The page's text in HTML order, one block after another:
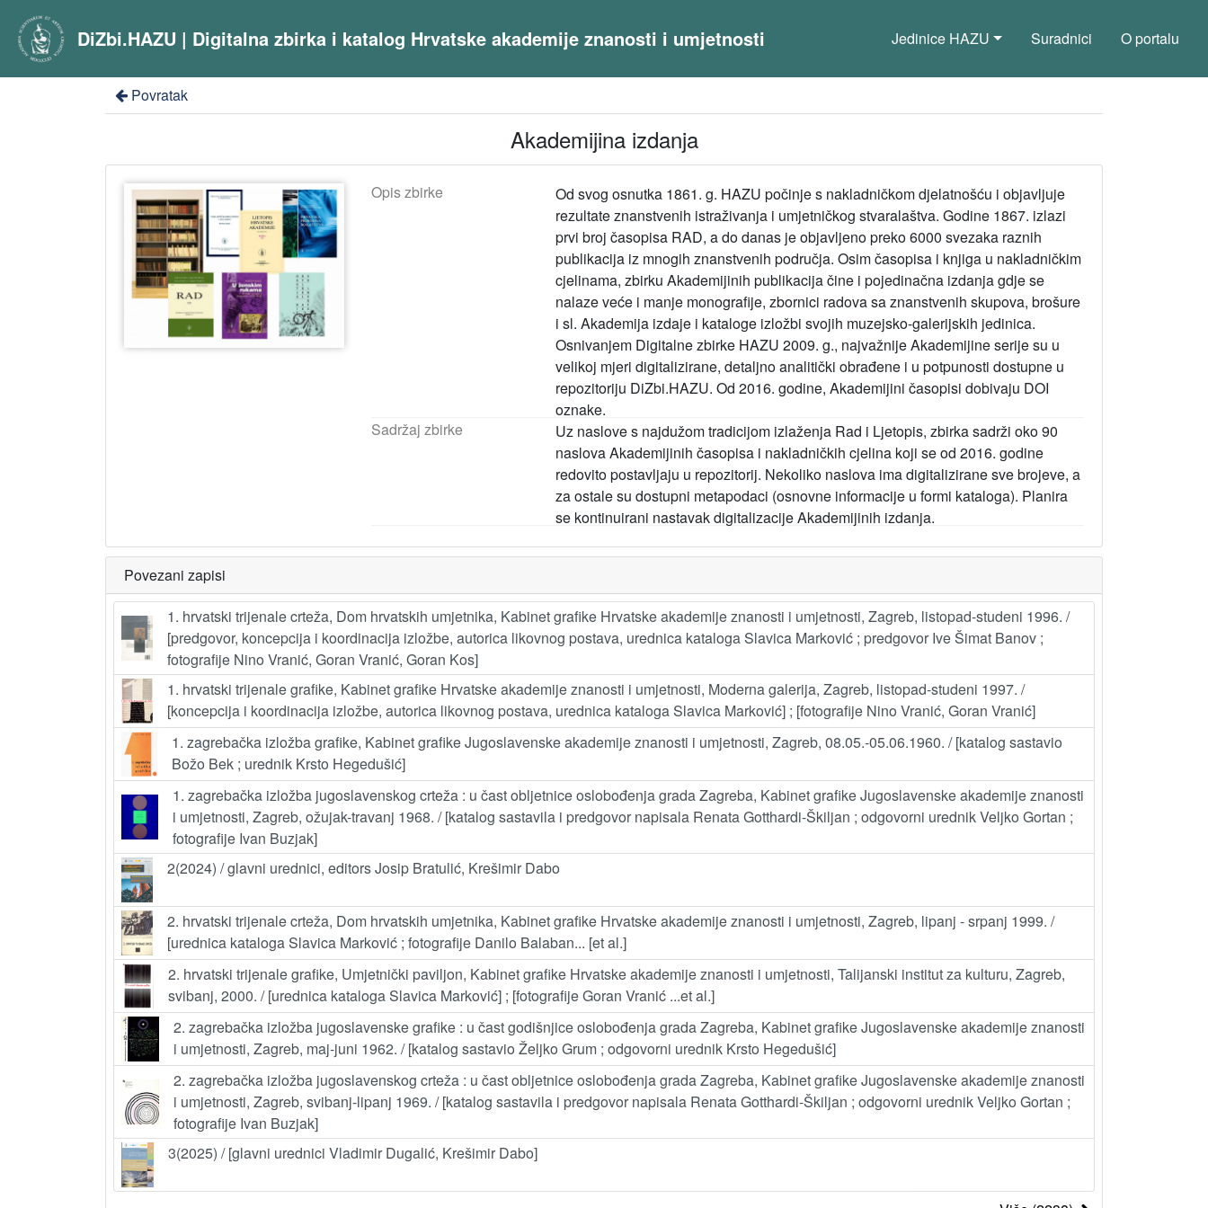
DiZbi.HAZU | Digitalna zbirka i katalog Hrvatske akademije znanosti i umjetnosti Jedinice HAZU Suradnici O portalu
Povratak
Akademijina izdanja
Opis zbirke
Od svog osnutka 1861. g. HAZU počinje s nakladničkom djelatnošću i objavljuje
rezultate znanstvenih istraživanja i umjetničkog stvaralaštva. Godine 1867. izlazi
prvi broj časopisa RAD, a do danas je objavljeno preko 6000 svezaka raznih
publikacija iz mnogih znanstvenih područja. Osim časopisa i knjiga u nakladničkim
cjelinama, zbirku Akademijinih publikacija čine i pojedinačna izdanja gdje se
nalaze veće i manje monografije, zbornici radova sa znanstvenih skupova, brošure
i sl. Akademija izdaje i kataloge izložbi svojih muzejsko-galerijskih jedinica.
Osnivanjem Digitalne zbirke HAZU 2009. g., najvažnije Akademijine serije su u
velikoj mjeri digitalizirane, detaljno analitički obrađene i u potpunosti dostupne u
repozitoriju DiZbi.HAZU. Od 2016. godine, Akademijini časopisi dobivaju DOI
oznake.
Sadržaj zbirke
Uz naslove s najdužom tradicijom izlaženja Rad i Ljetopis, zbirka sadrži oko 90
naslova Akademijinih časopisa i nakladničkih cjelina koji se od 2016. godine
redovito postavljaju u repozitorij. Nekoliko naslova ima digitalizirane sve brojeve, a
za ostale su dostupni metapodaci (osnovne informacije u formi kataloga). Planira
se kontinuirani nastavak digitalizacije Akademijinih izdanja.
Povezani zapisi
1. hrvatski trijenale crteža, Dom hrvatskih umjetnika, Kabinet grafike Hrvatske akademije znanosti i umjetnosti, Zagreb, listopad-studeni 1996. /
[predgovor, koncepcija i koordinacija izložbe, autorica likovnog postava, urednica kataloga Slavica Marković ; predgovor Ive Šimat Banov ;
fotografije Nino Vranić, Goran Vranić, Goran Kos]
1. hrvatski trijenale grafike, Kabinet grafike Hrvatske akademije znanosti i umjetnosti, Moderna galerija, Zagreb, listopad-studeni 1997. /
[koncepcija i koordinacija izložbe, autorica likovnog postava, urednica kataloga Slavica Marković] ; [fotografije Nino Vranić, Goran Vranić]
1. zagrebačka izložba grafike, Kabinet grafike Jugoslavenske akademije znanosti i umjetnosti, Zagreb, 08.05.-05.06.1960. / [katalog sastavio
Božo Bek ; urednik Krsto Hegedušić]
1. zagrebačka izložba jugoslavenskog crteža : u čast obljetnice oslobođenja grada Zagreba, Kabinet grafike Jugoslavenske akademije znanosti
i umjetnosti, Zagreb, ožujak-travanj 1968. / [katalog sastavila i predgovor napisala Renata Gotthardi-Škiljan ; odgovorni urednik Veljko Gortan ;
fotografije Ivan Buzjak]
2(2024) / glavni urednici, editors Josip Bratulić, Krešimir Dabo
2. hrvatski trijenale crteža, Dom hrvatskih umjetnika, Kabinet grafike Hrvatske akademije znanosti i umjetnosti, Zagreb, lipanj - srpanj 1999. /
[urednica kataloga Slavica Marković ; fotografije Danilo Balaban... [et al.]
2. hrvatski trijenale grafike, Umjetnički paviljon, Kabinet grafike Hrvatske akademije znanosti i umjetnosti, Talijanski institut za kulturu, Zagreb,
svibanj, 2000. / [urednica kataloga Slavica Marković] ; [fotografije Goran Vranić ...et al.]
2. zagrebačka izložba jugoslavenske grafike : u čast godišnjice oslobođenja grada Zagreba, Kabinet grafike Jugoslavenske akademije znanosti
i umjetnosti, Zagreb, maj-juni 1962. / [katalog sastavio Željko Grum ; odgovorni urednik Krsto Hegedušić]
2. zagrebačka izložba jugoslavenskog crteža : u čast obljetnice oslobođenja grada Zagreba, Kabinet grafike Jugoslavenske akademije znanosti
i umjetnosti, Zagreb, svibanj-lipanj 1969. / [katalog sastavila i predgovor napisala Renata Gotthardi-Škiljan ; odgovorni urednik Veljko Gortan ;
fotografije Ivan Buzjak]
3(2025) / [glavni urednici Vladimir Dugalić, Krešimir Dabo]